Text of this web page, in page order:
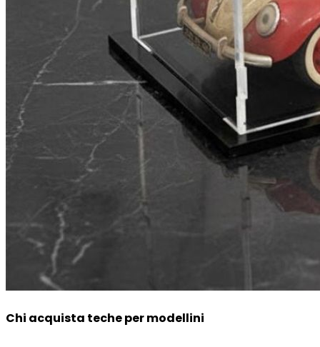
Chi acquista teche per modellini